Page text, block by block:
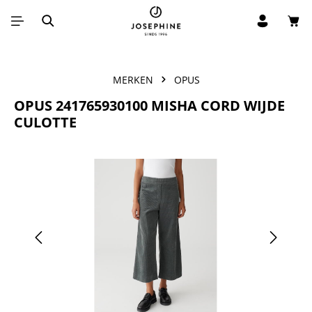
Ga naar de hoofdinhoud
MERKEN OPUS
OPUS 241765930100 MISHA CORD WIJDE
CULOTTE
Afbeeldingengalerij overslaan